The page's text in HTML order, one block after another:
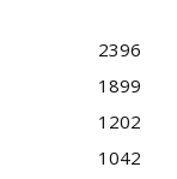
2396
1899
1202
1042